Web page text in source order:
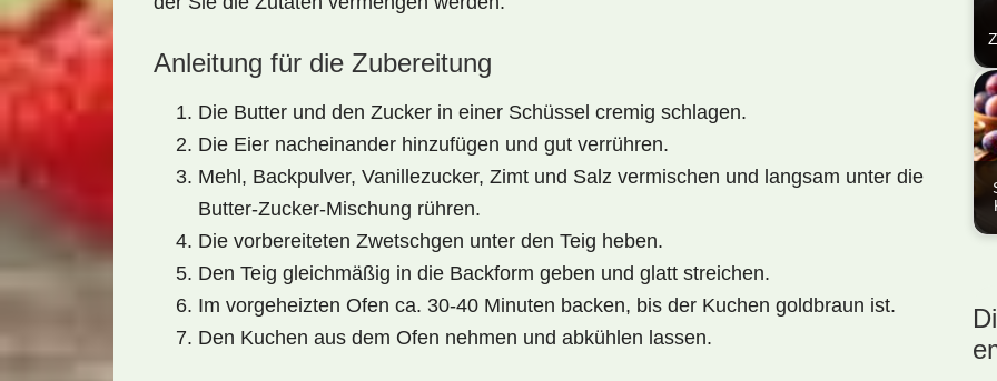
Anleitung für die Zubereitung
Die Butter und den Zucker in einer Schüssel cremig schlagen.
Die Eier nacheinander hinzufügen und gut verrühren.
Mehl, Backpulver, Vanillezucker, Zimt und Salz vermischen und langsam unter die
Butter-Zucker-Mischung rühren.
Die vorbereiteten Zwetschgen unter den Teig heben.
Den Teig gleichmäßig in die Backform geben und glatt streichen.
Im vorgeheizten Ofen ca. 30-40 Minuten backen, bis der Kuchen goldbraun ist.
Den Kuchen aus dem Ofen nehmen und abkühlen lassen.